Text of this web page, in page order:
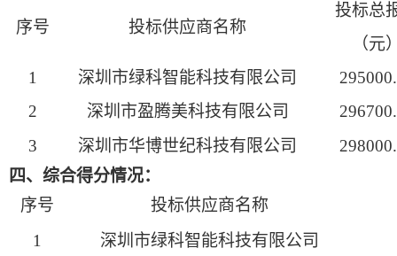
序号 投标供应商名称
投标总
（元
1
深圳市绿科智能科技有限公司
2
深圳市盈腾美科技有限公司
3
深圳市华博世纪科技有限公司
四、综合得分情况：
序号
投标供应商名称
1
深圳市绿科智能科技有限公司